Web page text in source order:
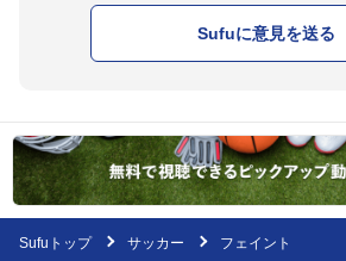
Sufuに意見を送る
Sufuトップ サッカー フェイント